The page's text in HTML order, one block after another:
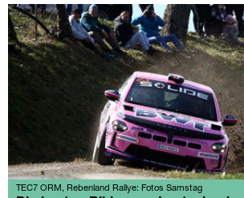
TEC7 ORM, Rebenland Rallye: Fotos Samstag